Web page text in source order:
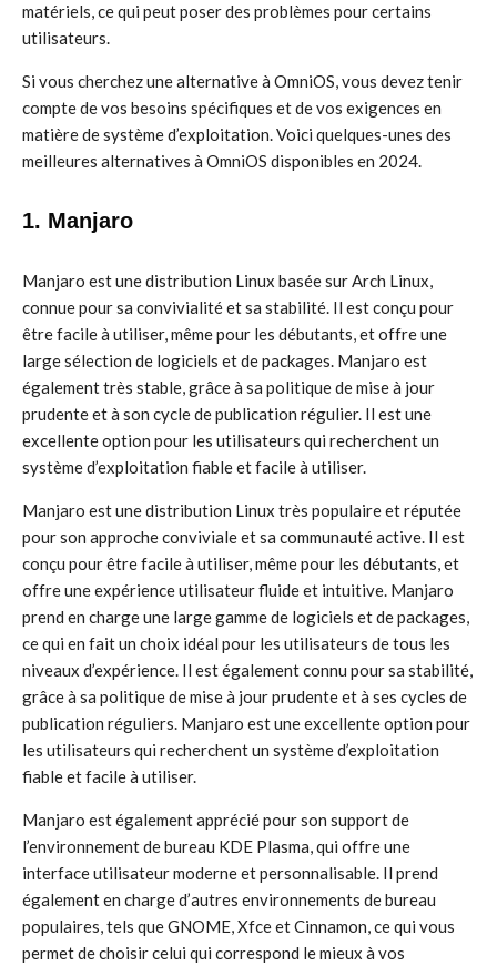
matériels, ce qui peut poser des problèmes pour certains
utilisateurs.
Si vous cherchez une alternative à OmniOS, vous devez tenir
compte de vos besoins spécifiques et de vos exigences en
matière de système d’exploitation. Voici quelques-unes des
meilleures alternatives à OmniOS disponibles en 2024.
1. Manjaro
Manjaro est une distribution Linux basée sur Arch Linux,
connue pour sa convivialité et sa stabilité. Il est conçu pour
être facile à utiliser, même pour les débutants, et offre une
large sélection de logiciels et de packages. Manjaro est
également très stable, grâce à sa politique de mise à jour
prudente et à son cycle de publication régulier. Il est une
excellente option pour les utilisateurs qui recherchent un
système d’exploitation fiable et facile à utiliser.
Manjaro est une distribution Linux très populaire et réputée
pour son approche conviviale et sa communauté active. Il est
conçu pour être facile à utiliser, même pour les débutants, et
offre une expérience utilisateur fluide et intuitive. Manjaro
prend en charge une large gamme de logiciels et de packages,
ce qui en fait un choix idéal pour les utilisateurs de tous les
niveaux d’expérience. Il est également connu pour sa stabilité,
grâce à sa politique de mise à jour prudente et à ses cycles de
publication réguliers. Manjaro est une excellente option pour
les utilisateurs qui recherchent un système d’exploitation
fiable et facile à utiliser.
Manjaro est également apprécié pour son support de
l’environnement de bureau KDE Plasma, qui offre une
interface utilisateur moderne et personnalisable. Il prend
également en charge d’autres environnements de bureau
populaires, tels que GNOME, Xfce et Cinnamon, ce qui vous
permet de choisir celui qui correspond le mieux à vos